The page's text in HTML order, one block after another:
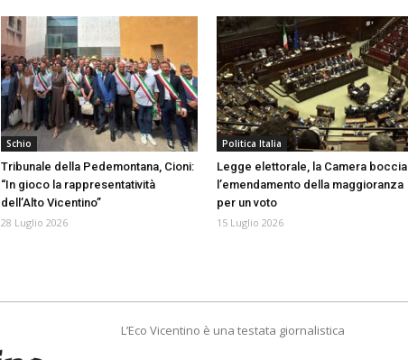
Schio
Tribunale della Pedemontana, Cioni:
“In gioco la rappresentatività
dell’Alto Vicentino”
28 Luglio 2026
Politica Italia
Legge elettorale, la Camera boccia
l’emendamento della maggioranza
per un voto
15 Luglio 2026
L’Eco Vicentino è una testata giornalistica